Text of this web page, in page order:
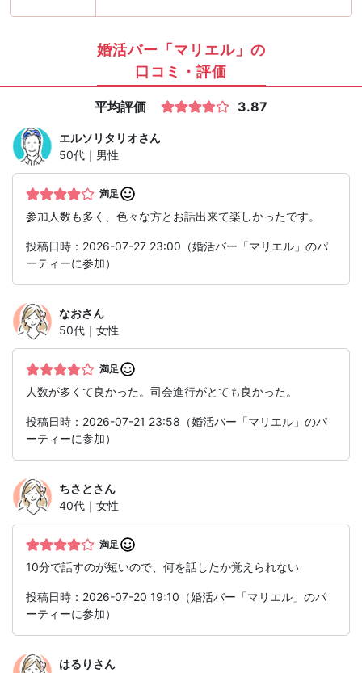
婚活バー「マリエル」の
口コミ・評価
平均評価 3.87
エルソリタリオさん
50代｜男性
満足
参加人数も多く、色々な方とお話出来て楽しかったです。
投稿日時：2026-07-27 23:00（婚活バー「マリエル」のパ
ーティーに参加）
なおさん
50代｜女性
満足
人数が多くて良かった。司会進行がとても良かった。
投稿日時：2026-07-21 23:58（婚活バー「マリエル」のパ
ーティーに参加）
ちさとさん
40代｜女性
満足
10分で話すのが短いので、何を話したか覚えられない
投稿日時：2026-07-20 19:10（婚活バー「マリエル」のパ
ーティーに参加）
はるり さん